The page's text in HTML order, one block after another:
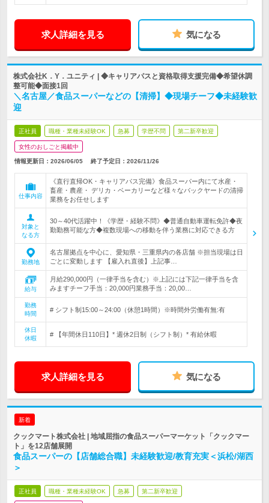
求人詳細を見る 気になる
株式会社K．Y．ユニティ | ◆キャリアパスと資格取得支援完備◆希望休調
整可能◆面接1回
＼名古屋／食品スーパーなどの【清掃】◆現場チーフ◆未経験歓
迎
正社員 職種・業種未経験OK 急募 学歴不問 第二新卒歓迎
女性のおしごと掲載中
情報更新日：2026/06/05 終了予定日： 2026/11/26
仕事内容
《直行直帰OK・キャリアパス完備》食品スーパー内にて水産・
畜産・農産・ デリカ・ベーカリーなど様々なバックヤードの清掃
業務をお任せします
対象と
なる方
30～40代活躍中！《学歴・経験不問》◆普通自動車運転免許◆夜
勤勤務可能な方◆複数現場への移動を伴う業務に対応できる方
勤務地
名古屋拠点を中心に、愛知県・三重県内の各店舗 ※担当現場は日
ごとに変動します 【雇入れ直後】上記事…
給与
月給290,000円（一律手当を含む）※上記には下記一律手当を含
みますチーフ手当：20,000円業務手当：20,00…
勤務
時間
# シフト制15:00～24:00（休憩1時間）※時間外労働有無:有
休日
休暇
# 【年間休日110日】* 週休2日制（シフト制）* 有給休暇
求人詳細を見る 気になる
新着
クックマート株式会社 | 地域屈指の食品スーパーマーケット「クックマー
ト」を12店舗展開
食品スーパーの【店舗総合職】未経験歓迎/教育充実＜浜松/湖西
＞
正社員 職種・業種未経験OK 急募 第二新卒歓迎